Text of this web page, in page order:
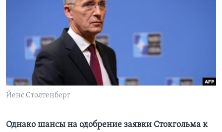
Learning English
СОЦИАЛЬНЫЕ СЕТИ
Языки
Йенс Столтенберг
Однако шансы на одобрение заявки Стокгольма к